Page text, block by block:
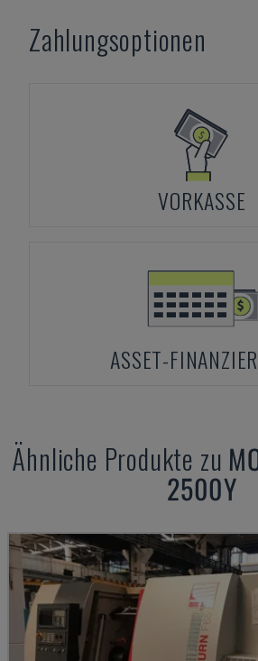
Zahlungsoptionen
VORKASSE
ASSET-
Ähnliche Produkte zu
2500Y